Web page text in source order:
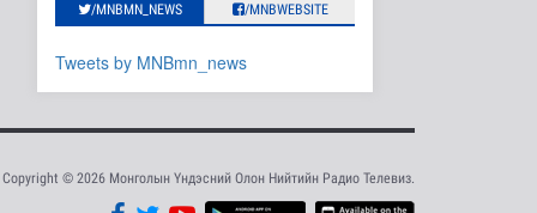
Cпорт
Хэт халууны улмаас
23:25
“Гэрэлтэй цонх” үдшийн
хөтөлбөр
/MNBMN_NEWS /MNBWEBSITE
Tweets by MNBmn_news
Copyright © 2026 Монголын Үндэсний Олон Нийтийн Радио Телевиз.